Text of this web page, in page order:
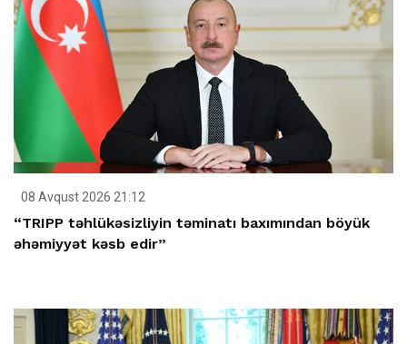
08 Avqust 2026 21:12
“TRIPP təhlükəsizliyin təminatı baxımından böyük
əhəmiyyət kəsb edir”